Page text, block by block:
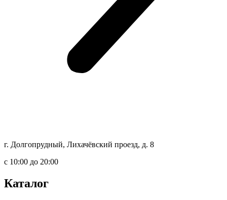
г. Долгопрудный, Лихачёвский проезд, д. 8
c 10:00 до 20:00
Каталог